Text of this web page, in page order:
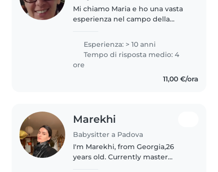
Mi chiamo Maria e ho una vasta
esperienza nel campo della
bambini di ogni età per oltre 10
anni. Sono una persona
responsabile, paziente e
fantasiosa,..
Esperienza: > 10 anni
Tempo di risposta medio: 4
ore
11,00 €/ora
Marekhi
Babysitter a Padova
I'm Marekhi, from Georgia,26
years old. Currently master